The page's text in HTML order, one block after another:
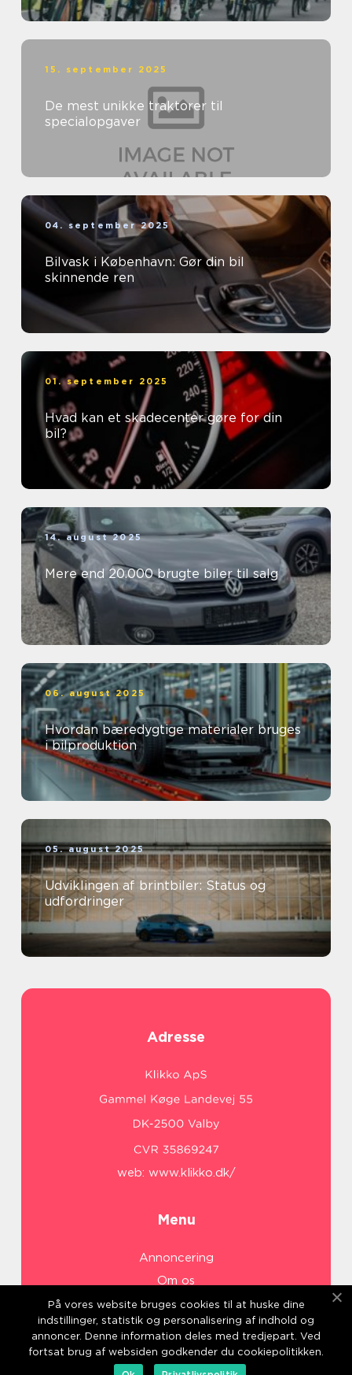
15. september 2025
De mest unikke traktorer til
specialopgaver
04. september 2025
Bilvask i København: Gør din bil
skinnende ren
01. september 2025
Hvad kan et skadecenter gøre for din
bil?
14. august 2025
Mere end 20.000 brugte biler til salg
06. august 2025
Hvordan bæredygtige materialer bruges
i bilproduktion
05. august 2025
Udviklingen af brintbiler: Status og
udfordringer
Adresse
web: www.klikko.dk/
Menu
Annoncering
Om os
Cookies
Kontakt os
Sitemap
På vores website bruges cookies til at huske dine
indstillinger, statistik og personalisering af indhold og
annoncer. Denne information deles med tredjepart. Ved
fortsat brug af websiden godkender du cookiepolitikken.